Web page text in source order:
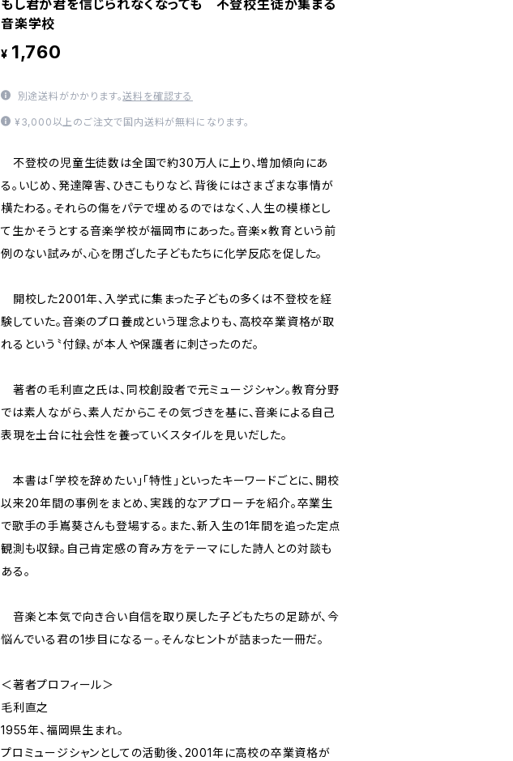
もし君が君を信じられなくなっても 不登校生徒が集まる
音楽学校
¥ 1,760
別途送料がかかります。送料を確認する
¥3,000以上のご注文で国内送料が無料になります。
不登校の児童生徒数は全国で約30万人に上り、増加傾向にあ
る。いじめ、発達障害、ひきこもりなど、背後にはさまざまな事情が
横たわる。それらの傷をパテで埋めるのではなく、人生の模様とし
て生かそうとする音楽学校が福岡市にあった。音楽×教育という前
例のない試みが、心を閉ざした子どもたちに化学反応を促した。
開校した2001年、入学式に集まった子どもの多くは不登校を経
験していた。音楽のプロ養成という理念よりも、高校卒業資格が取
れるという〝付録〟が本人や保護者に刺さったのだ。
著者の毛利直之氏は、同校創設者で元ミュージシャン。教育分野
では素人ながら、素人だからこその気づきを基に、音楽による自己
表現を土台に社会性を養っていくスタイルを見いだした。
本書は「学校を辞めたい」「特性」といったキーワードごとに、開校
以来20年間の事例をまとめ、実践的なアプローチを紹介。卒業生
で歌手の手嶌葵さんも登場する。また、新入生の1年間を追った定点
観測も収録。自己肯定感の育み方をテーマにした詩人との対談も
ある。
音楽と本気で向き合い自信を取り戻した子どもたちの足跡が、今
悩んでいる君の1歩目になる－。そんなヒントが詰まった一冊だ。
＜著者プロフィール＞
毛利直之
1955年、福岡県生まれ。
プロミュージシャンとしての活動後、2001年に高校の卒業資格が